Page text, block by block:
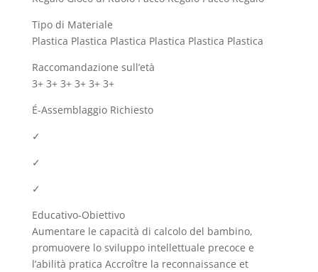
Tipo di Materiale
Plastica Plastica Plastica Plastica Plastica Plastica
Raccomandazione sull’età
3+ 3+ 3+ 3+ 3+ 3+
É-Assemblaggio Richiesto
✓
✓
✓
Educativo-Obiettivo
Aumentare le capacità di calcolo del bambino,
promuovere lo sviluppo intellettuale precoce e
l’abilità pratica Accroître la reconnaissance et